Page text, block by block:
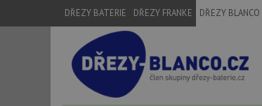
DŘEZY BATERIE DŘEZY FRANKE DŘEZY BLANCO